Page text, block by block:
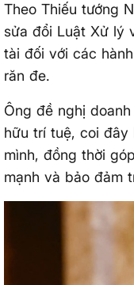
Theo Thiếu tướng
sửa đổi Luật Xử lý
tài đối với các
răn đe.
Ông đề nghị
hữu trí tuệ, coi đây
mình, đồng thời
mạnh và bảo đảm